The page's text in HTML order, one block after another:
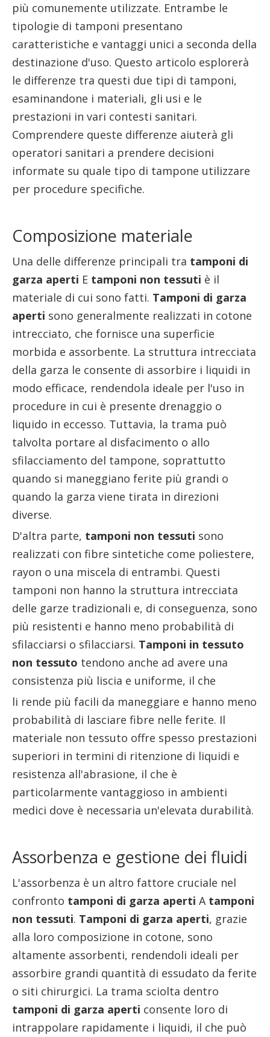
più comunemente utilizzate. Entrambe le
tipologie di tamponi presentano
caratteristiche e vantaggi unici a seconda della
destinazione d'uso. Questo articolo esplorerà
le differenze tra questi due tipi di tamponi,
esaminandone i materiali, gli usi e le
prestazioni in vari contesti sanitari.
Comprendere queste differenze aiuterà gli
operatori sanitari a prendere decisioni
informate su quale tipo di tampone utilizzare
per procedure specifiche.
Composizione materiale
Una delle differenze principali tra tamponi di
garza aperti E tamponi non tessuti è il
materiale di cui sono fatti. Tamponi di garza
aperti sono generalmente realizzati in cotone
intrecciato, che fornisce una superficie
morbida e assorbente. La struttura intrecciata
della garza le consente di assorbire i liquidi in
modo efficace, rendendola ideale per l'uso in
procedure in cui è presente drenaggio o
liquido in eccesso. Tuttavia, la trama può
talvolta portare al disfacimento o allo
sfilacciamento del tampone, soprattutto
quando si maneggiano ferite più grandi o
quando la garza viene tirata in direzioni
diverse.
D'altra parte, tamponi non tessuti sono
realizzati con fibre sintetiche come poliestere,
rayon o una miscela di entrambi. Questi
tamponi non hanno la struttura intrecciata
delle garze tradizionali e, di conseguenza, sono
più resistenti e hanno meno probabilità di
sfilacciarsi o sfilacciarsi. Tamponi in tessuto
non tessuto tendono anche ad avere una
consistenza più liscia e uniforme, il che
li rende più facili da maneggiare e hanno meno
probabilità di lasciare fibre nelle ferite. Il
materiale non tessuto offre spesso prestazioni
superiori in termini di ritenzione di liquidi e
resistenza all'abrasione, il che è
particolarmente vantaggioso in ambienti
medici dove è necessaria un'elevata durabilità.
Assorbenza e gestione dei fluidi
L'assorbenza è un altro fattore cruciale nel
confronto tamponi di garza aperti A tamponi
non tessuti. Tamponi di garza aperti, grazie
alla loro composizione in cotone, sono
altamente assorbenti, rendendoli ideali per
assorbire grandi quantità di essudato da ferite
o siti chirurgici. La trama sciolta dentro
tamponi di garza aperti consente loro di
intrappolare rapidamente i liquidi, il che può